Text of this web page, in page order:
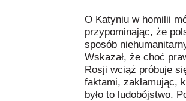
O Katyniu w homilii
przypominając, że
sposób
Wskazał, że choć
Rosji wciąż próbuje
faktami, zakłamując,
było to ludobójstwo.